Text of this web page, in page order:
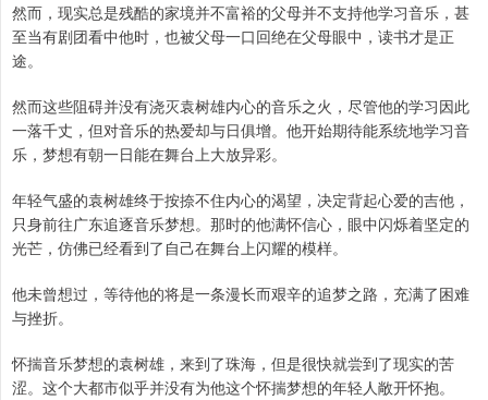
然而，现实总是残酷的家境并不富裕的父母并不支持他学习音乐，甚
至当有剧团看中他时，也被父母一口回绝在父母眼中，读书才是正
途。
然而这些阻碍并没有浇灭袁树雄内心的音乐之火，尽管他的学习因此
一落千丈，但对音乐的热爱却与日俱增。他开始期待能系统地学习音
乐，梦想有朝一日能在舞台上大放异彩。
年轻气盛的袁树雄终于按捺不住内心的渴望，决定背起心爱的吉他，
只身前往广东追逐音乐梦想。那时的他满怀信心，眼中闪烁着坚定的
光芒，仿佛已经看到了自己在舞台上闪耀的模样。
他未曾想过，等待他的将是一条漫长而艰辛的追梦之路，充满了困难
与挫折。
怀揣音乐梦想的袁树雄，来到了珠海，但是很快就尝到了现实的苦
涩。这个大都市似乎并没有为他这个怀揣梦想的年轻人敞开怀抱。